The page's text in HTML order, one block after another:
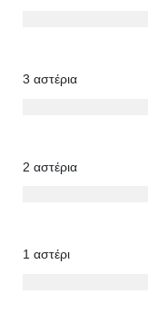
3 αστέρια
2 αστέρια
1 αστέρι